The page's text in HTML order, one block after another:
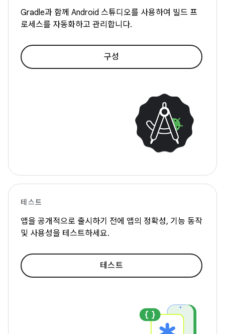
Gradle과 함께 Android 스튜디오를 사용하여 빌드 프
로세스를 자동화하고 관리합니다.
구성
테스트
앱을 공개적으로 출시하기 전에 앱의 정확성, 기능 동작
및 사용성을 테스트하세요.
테스트